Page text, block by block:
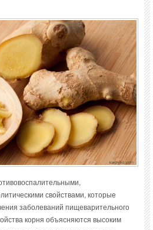
свойствами, которые
заболеваний пищеварительного
корня объясняются высоким